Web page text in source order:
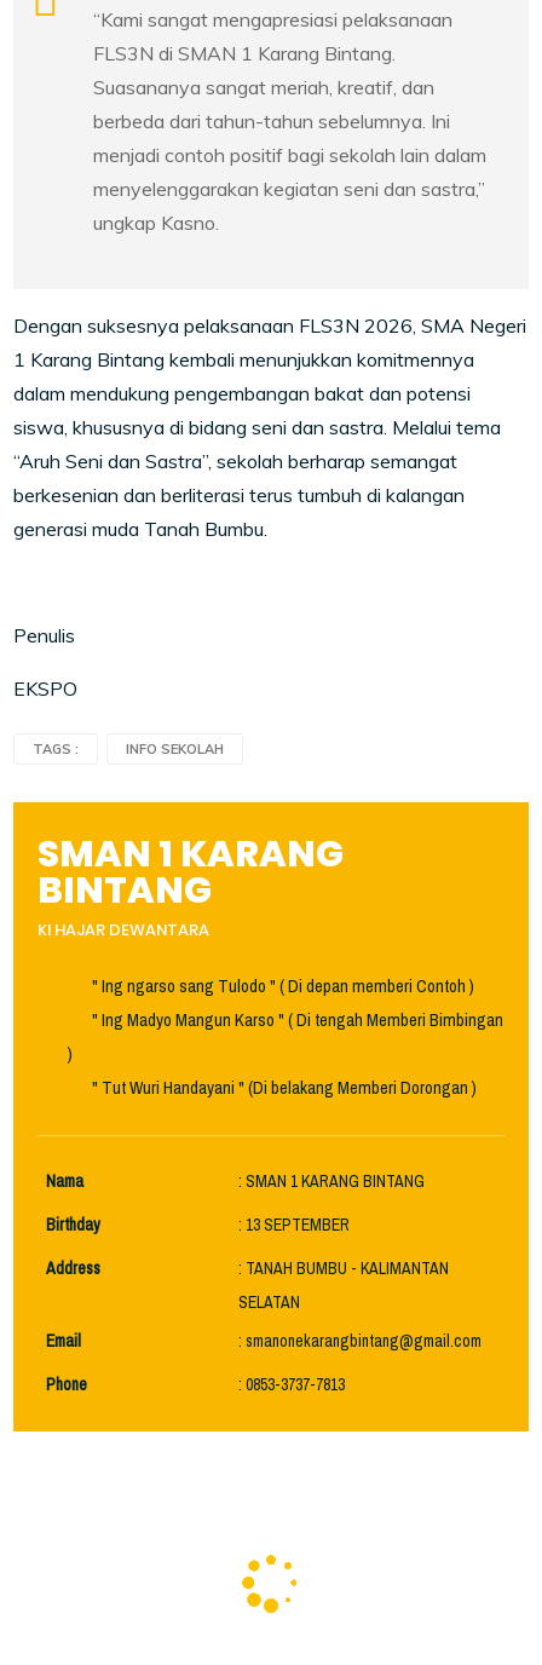
“Kami sangat mengapresiasi pelaksanaan
FLS3N di SMAN 1 Karang Bintang.
Suasananya sangat meriah, kreatif, dan
berbeda dari tahun-tahun sebelumnya. Ini
menjadi contoh positif bagi sekolah lain dalam
menyelenggarakan kegiatan seni dan sastra,”
ungkap Kasno.
Dengan suksesnya pelaksanaan FLS3N 2026, SMA Negeri
1 Karang Bintang kembali menunjukkan komitmennya
dalam mendukung pengembangan bakat dan potensi
siswa, khususnya di bidang seni dan sastra. Melalui tema
“Aruh Seni dan Sastra”, sekolah berharap semangat
berkesenian dan berliterasi terus tumbuh di kalangan
generasi muda Tanah Bumbu.
Penulis
EKSPO
TAGS : INFO SEKOLAH
SMAN 1 KARANG
BINTANG
KI HAJAR DEWANTARA
" Ing ngarso sang Tulodo " ( Di depan memberi Contoh )
" Ing Madyo Mangun Karso " ( Di tengah Memberi Bimbingan
)
" Tut Wuri Handayani " (Di belakang Memberi Dorongan )
Nama
: SMAN 1 KARANG BINTANG
Birthday
: 13 SEPTEMBER
Address
: TANAH BUMBU - KALIMANTAN
SELATAN
Email
: smanonekarangbintang@gmail.com
Phone
: 0853-3737-7813